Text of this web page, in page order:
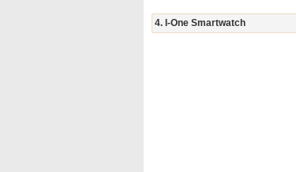
4. I-One Smartwatch